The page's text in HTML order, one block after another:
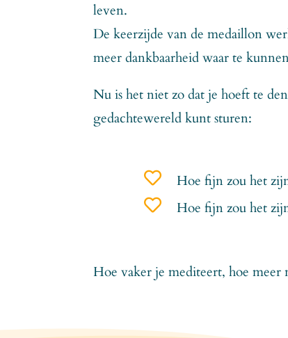
leven.
De keerzijde van de medaillon
meer dankbaarheid waar te
Nu is het niet zo dat je hoeft te
gedachtewereld kunt sturen:
 Hoe fijn zou het
 Hoe fijn zou het
Hoe vaker je mediteert, hoe meer